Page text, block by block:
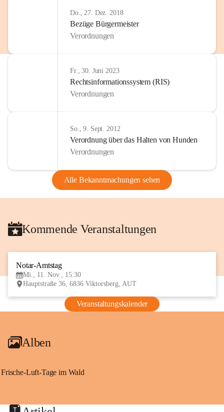
Do., 27. Dez. 2018
Bezüge Bürgermeister
Verordnungen
Fr., 30. Juni 2023
Rechtsinformationssystem (RIS)
Verordnungen
So., 9. Sept. 2012
Verordnung über das Halten von Hunden
Verordnungen
Alle Bekanntmachungen sehen
Kommende Veranstaltungen
Notar-Amtstag
Mi., 11. Nov., 15:30
Hauptstraße 36, 6836 Viktorsberg, AUT
Veranstaltungskalender
Alben
Frische-Luft-Tage im Wald